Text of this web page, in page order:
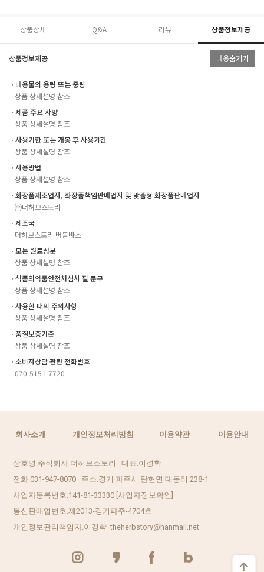
상품상세 Q&A 리뷰 상품정보제공
상품정보제공 내용숨기기
ㆍ내용물의 용량 또는 중량
상품 상세설명 참조
ㆍ제품 주요 사양
상품 상세설명 참조
ㆍ사용기한 또는 개봉 후 사용기간
상품 상세설명 참조
ㆍ사용방법
상품 상세설명 참조
ㆍ화장품제조업자, 화장품책임판매업자 및 맞춤형 화장품판매업자
㈜더허브스토리
ㆍ제조국
더허브스토리 버블바스
ㆍ모든 원료성분
상품 상세설명 참조
ㆍ식품의약품안전처심사 필 문구
상품 상세설명 참조
ㆍ사용할 때의 주의사항
상품 상세설명 참조
ㆍ품질보증기준
상품 상세설명 참조
ㆍ소비자상담 관련 전화번호
070-5151-7720
회사소개 개인정보처리방침 이용약관 이용안내
상호명.주식회사 더허브스토리 대표.이경학
전화.031-947-8070 주소.경기 파주시 탄현면 대동리 238-1
사업자등록번호.141-81-33330 [사업자정보확인]
통신판매업번호.제2013-경기파주-4704호
개인정보관리책임자.이경학 theherbstory@hanmail.net